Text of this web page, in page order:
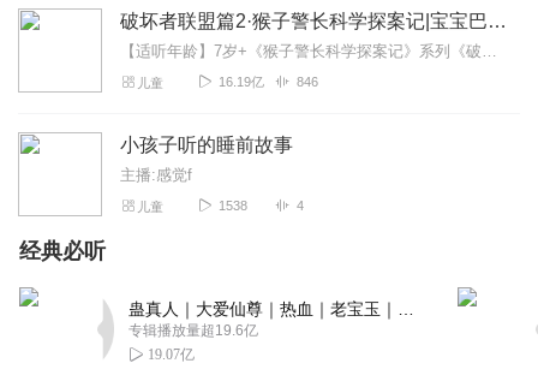
破坏者联盟篇2·猴子警长科学探案记|宝宝巴士故事
【适听年龄】7岁+《猴子警长科学探案记》系列《破坏者联盟篇1·猴子警长科学探案记》>>>《破坏者联盟篇2·猴子警长科学探案记》>>>《破坏者联盟篇3·猴子警长科...
儿童 16.19亿 846
小孩子听的睡前故事
主播:感觉f
儿童 1538 4
经典必听
专辑播放量超19.6亿
19.07亿